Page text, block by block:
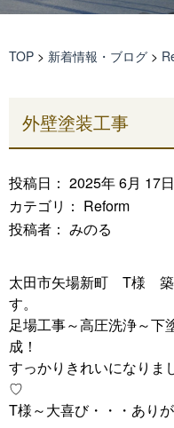
TOP > 新着情報・ブログ >
外壁塗装工事
投稿日： 2025年 6月 17日
カテゴリ： Reform
投稿者： みのる
太田市矢場新町 T様 築
す。
足場工事～高圧洗浄～下
成！
すっかりきれいになりま
♡
T様～大喜び・・・あり